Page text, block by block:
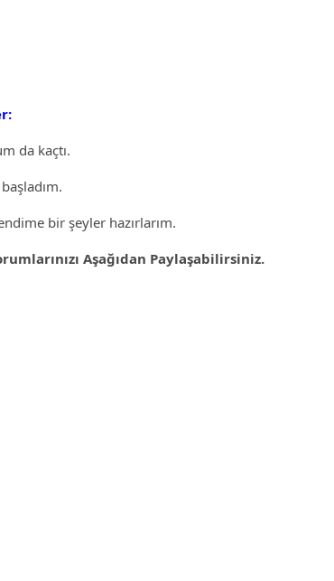
da kaçtı.
bir şeyler hazırlarım.
Aşağıdan Paylaşabilirsiniz.